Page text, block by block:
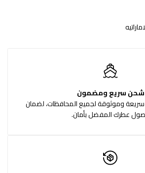
شحن سريع ومضمون
وموثوقة لجميع المحافظات، لضمان
عطرك المفضل بأمان.